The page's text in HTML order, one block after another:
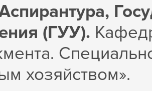
(ГУУ).
хозяйством».